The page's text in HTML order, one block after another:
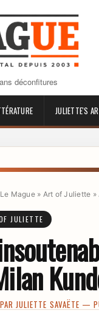
déconfitures
JULIETTE'S
Le Mague» Art of Juliette »
JULIETTE
PARJULIETTE SAVAËTE —